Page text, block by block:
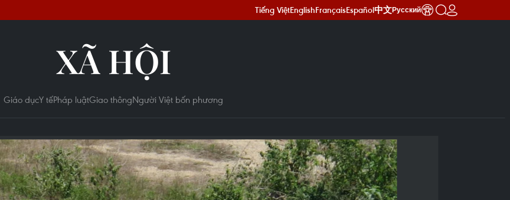
Tiếng ViệtEnglishFrançaisEspañol中文Русский
XÃ HỘI
Giáo dụcY tếPháp luậtGiao thôngNgười Việt bốn phương